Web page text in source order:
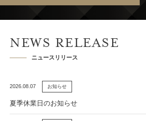
NEWS RELEASE
ニュースリリース
2026.08.07 お知らせ
夏季休業日のお知らせ